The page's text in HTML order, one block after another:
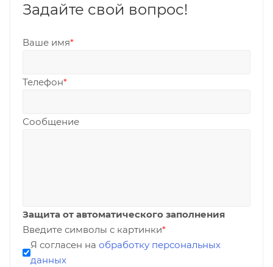
Задайте свой вопрос!
Ваше имя*
Телефон*
Сообщение
Защита от автоматического заполнения
Введите символы с картинки*
Я согласен на обработку персональных
данных